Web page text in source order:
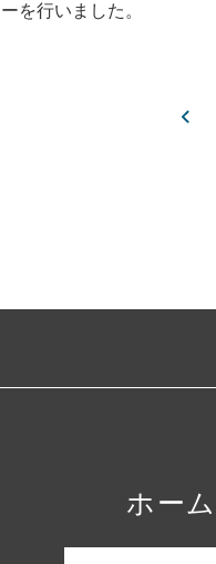
を行いました。
ホー